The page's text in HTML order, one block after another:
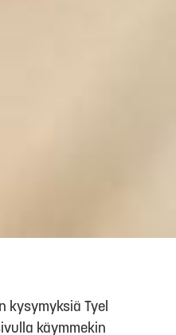
kysymyksiä Tyel
käymmekin